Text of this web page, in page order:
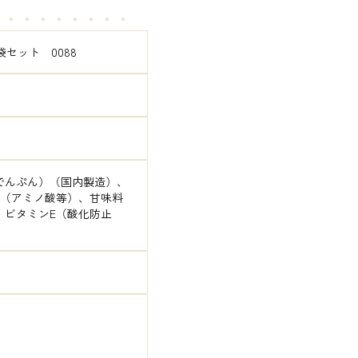
・・・・・・・
セット　0088
ぷん）（国内製造）、
アミノ酸等）、甘味料
タミンE（酸化防止